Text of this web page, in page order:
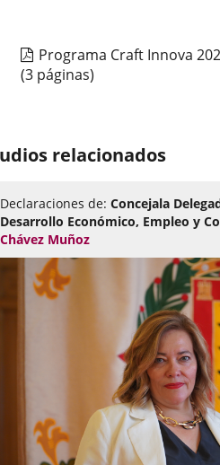
Programa Craft Innova
(3 páginas)
relacionados
Declaraciones de: Concejala
Desarrollo Económico, Empleo y
Chávez Muñoz